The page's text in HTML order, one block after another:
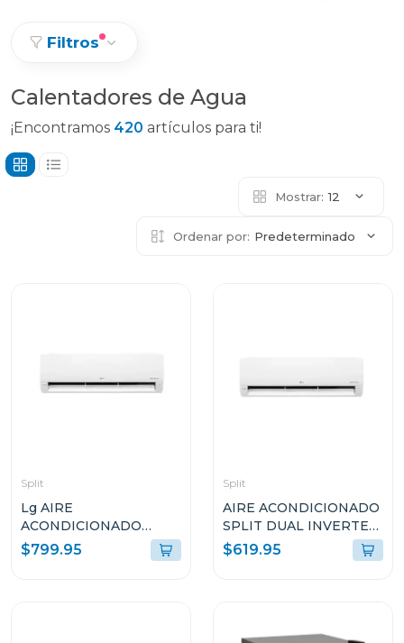
Filtros
Calentadores de Agua
¡Encontramos 420 artículos para ti!
Mostrar: 12
Ordenar por: Predeterminado
Split
Lg AIRE
ACONDICIONADO
SPLIT DUAL INVERTER
24000BTU KW
$799.95
Split
AIRE ACONDICIONADO
SPLIT DUAL INVERTER
18000BTU LG KW
MANAGER THINQ
$619.95